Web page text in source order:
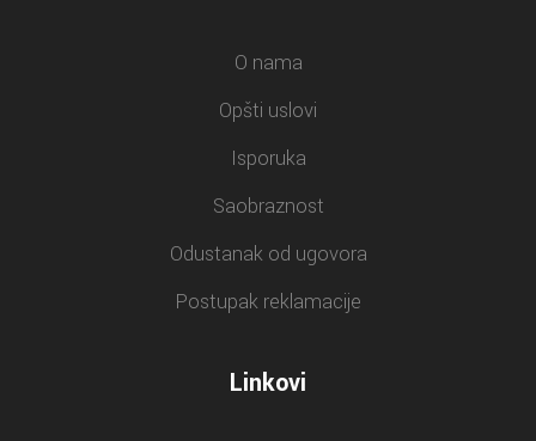
O nama
Opšti uslovi
Isporuka
Saobraznost
Odustanak od ugovora
Postupak reklamacije
Linkovi